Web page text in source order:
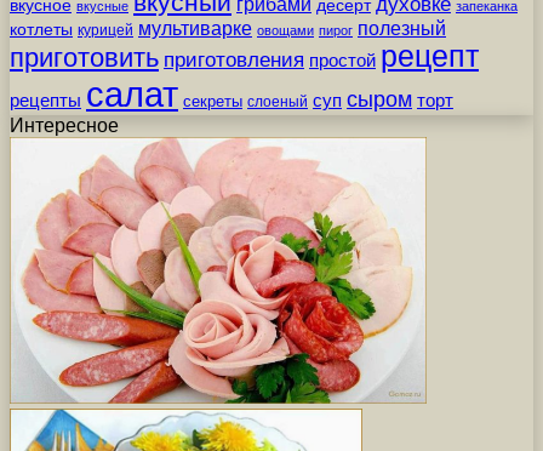
вкусное вкусные десерт запеканка
котлеты курицей мультиварке овощами пирог полезный
приготовить приготовления простой рецепт
рецепты салат секреты слоеный суп сыром торт
Интересное